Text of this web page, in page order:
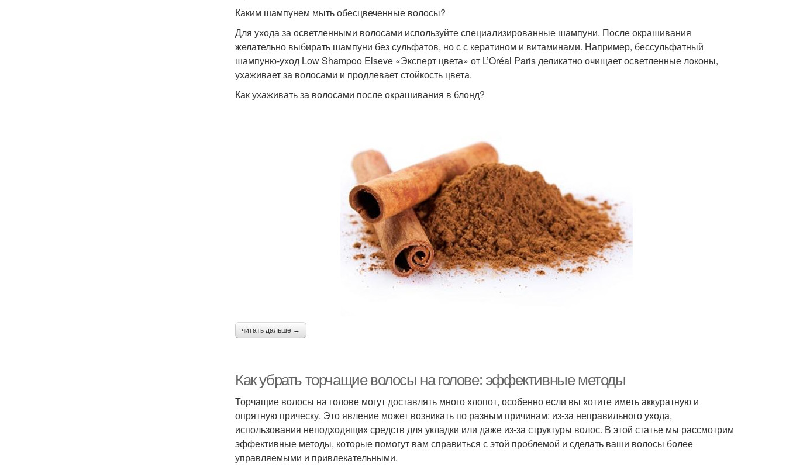
Каким шампунем мыть обесцвеченные волосы?
Для ухода за осветленными волосами используйте специализированные шампуни. После окрашивания
желательно выбирать шампуни без сульфатов, но с с кератином и витаминами. Например, бессульфатный
шампуню-уход Low Shampoo Elseve «Эксперт цвета» от L’Oréal Paris деликатно очищает осветленные локоны,
ухаживает за волосами и продлевает стойкость цвета.
Как ухаживать за волосами после окрашивания в блонд?
читать дальше →
Как убрать торчащие волосы на голове: эффективные методы
Торчащие волосы на голове могут доставлять много хлопот, особенно если вы хотите иметь аккуратную и
опрятную прическу. Это явление может возникать по разным причинам: из-за неправильного ухода,
использования неподходящих средств для укладки или даже из-за структуры волос. В этой статье мы рассмотрим
эффективные методы, которые помогут вам справиться с этой проблемой и сделать ваши волосы более
управляемыми и привлекательными.